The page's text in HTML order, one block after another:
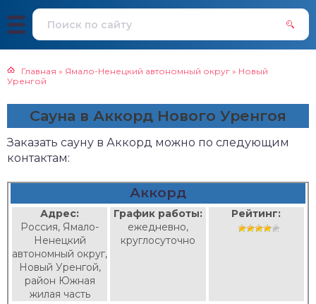
Главная » Ямало-Ненецкий автономный округ » Новый
Уренгой
Сауна в Аккорд Нового Уренгоя
Заказать сауну в Аккорд можно по следующим
контактам:
Аккорд
Адрес:
Россия, Ямало-
Ненецкий
автономный округ,
Новый Уренгой,
район Южная
жилая часть
График работы:
ежедневно,
круглосуточно
Рейтинг: